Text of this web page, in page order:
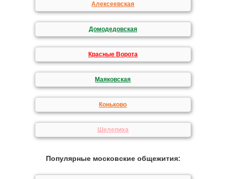
Алексеевская
Домодедовская
Красные Ворота
Маяковская
Коньково
Шелепиха
Популярные московские общежития: